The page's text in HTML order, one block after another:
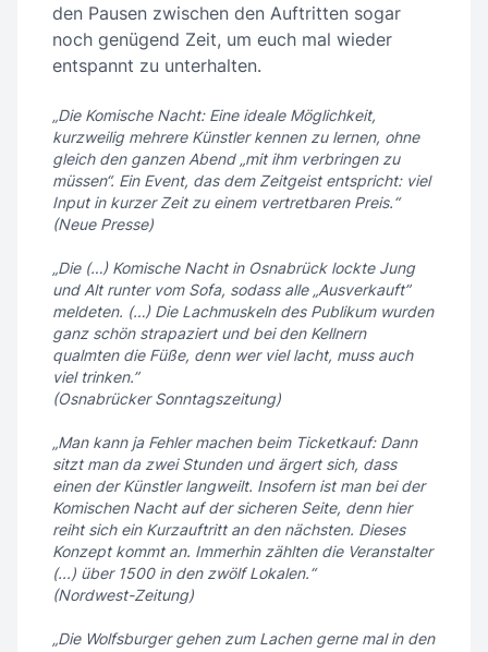
den Pausen zwischen den Auftritten sogar
noch genügend Zeit, um euch mal wieder
entspannt zu unterhalten.
„Die Komische Nacht: Eine ideale Möglichkeit,
kurzweilig mehrere Künstler kennen zu lernen, ohne
gleich den ganzen Abend „mit ihm verbringen zu
müssen“. Ein Event, das dem Zeitgeist entspricht: viel
Input in kurzer Zeit zu einem vertretbaren Preis.“
(Neue Presse)
„Die (…) Komische Nacht in Osnabrück lockte Jung
und Alt runter vom Sofa, sodass alle „Ausverkauft”
meldeten. (…) Die Lachmuskeln des Publikum wurden
ganz schön strapaziert und bei den Kellnern
qualmten die Füße, denn wer viel lacht, muss auch
viel trinken.”
(Osnabrücker Sonntagszeitung)
„Man kann ja Fehler machen beim Ticketkauf: Dann
sitzt man da zwei Stunden und ärgert sich, dass
einen der Künstler langweilt. Insofern ist man bei der
Komischen Nacht auf der sicheren Seite, denn hier
reiht sich ein Kurzauftritt an den nächsten. Dieses
Konzept kommt an. Immerhin zählten die Veranstalter
(...) über 1500 in den zwölf Lokalen.“
(Nordwest-Zeitung)
„Die Wolfsburger gehen zum Lachen gerne mal in den